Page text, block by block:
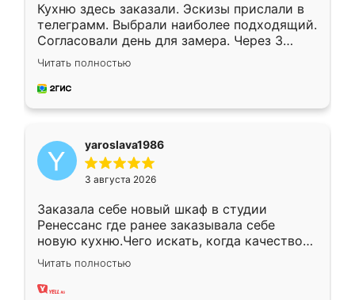
Кухню здесь заказали. Эскизы прислали в
телеграмм. Выбрали наиболее подходящий.
Согласовали день для замера. Через 3
недели кухня была уже готова. Остались
довольны работой. Спасибо Ренессанс
мебель за качественную работу!
Читать полностью
yaroslava1986
3 августа 2026
Заказала себе новый шкаф в студии
Ренессанс где ранее заказывала себе
новую кухню.Чего искать, когда качеством
вполне довольна. Служит кухня уже почти
два года, нареканий нет.
Читать полностью